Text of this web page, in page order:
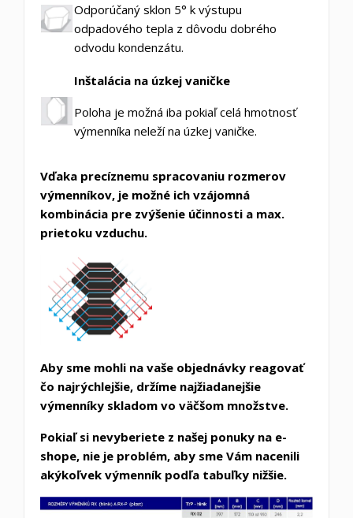
Odporúčaný sklon 5° k výstupu
odpadového tepla z dôvodu dobrého
odvodu kondenzátu.
Inštalácia na úzkej vaničke
Poloha je možná iba pokiaľ celá hmotnosť
výmenníka neleží na úzkej vaničke.
Vďaka precíznemu spracovaniu rozmerov
výmenníkov, je možné ich vzájomná
kombinácia pre zvýšenie účinnosti a max.
prietoku vzduchu.
Aby sme mohli na vaše objednávky reagovať
čo najrýchlejšie, držíme najžiadanejšie
výmenníky skladom vo väčšom množstve.
Pokiaľ si nevyberiete z našej ponuky na e-
shope, nie je problém, aby sme Vám nacenili
akýkoľvek výmenník podľa tabuľky nižšie.